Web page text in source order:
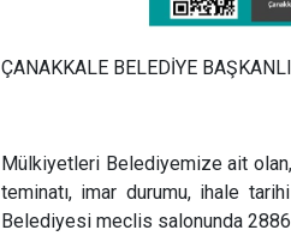
ÇANAKKALE BELEDİYE
Mülkiyetleri Belediyemize ait
teminatı, imar durumu, ihale
Belediyesi meclis salonunda 2886